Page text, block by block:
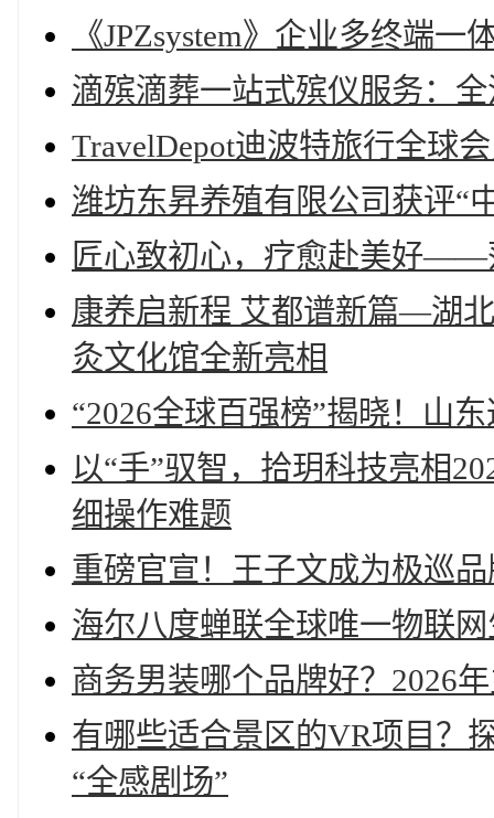
《JPZsystem》企业多终端一
滴殡滴葬一站式殡仪服务：
TravelDepot迪波特旅行全球
潍坊东昇养殖有限公司获评“
匠心致初心，疗愈赴美好——
康养启新程 艾都谱新篇—湖
灸文化馆全新亮相
“2026全球百强榜”揭晓！山
以“手”驭智，拾玥科技亮相
细操作难题
重磅官宣！王子文成为极巡
海尔八度蝉联全球唯一物联
商务男装哪个品牌好？2026
有哪些适合景区的VR项目？
“全感剧场”